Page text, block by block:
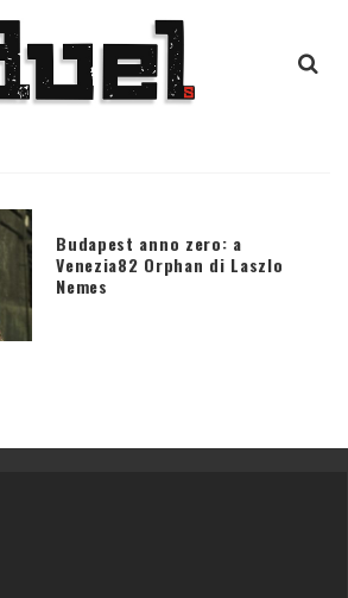
Budapest anno zero: a
Venezia82 Orphan di Laszlo
Nemes